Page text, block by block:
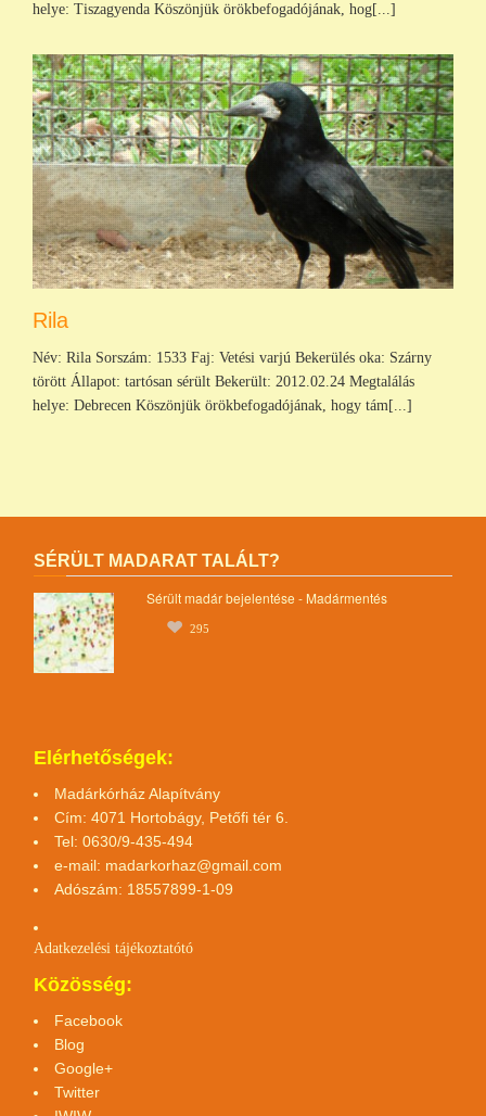
helye: Tiszagyenda Köszönjük örökbefogadójának, hog[...]
Rila
Név: Rila Sorszám: 1533 Faj: Vetési varjú Bekerülés oka: Szárny
törött Állapot: tartósan sérült Bekerült: 2012.02.24 Megtalálás
helye: Debrecen Köszönjük örökbefogadójának, hogy tám[...]
SÉRÜLT MADARAT TALÁLT?
Sérült madár bejelentése - Madármentés
295
Elérhetőségek:
Madárkórház Alapítvány
Cím: 4071 Hortobágy, Petőfi tér 6.
Tel: 0630/9-435-494
e-mail: madarkorhaz@gmail.com
Adószám: 18557899-1-09
Adatkezelési tájékoztatótó
Közösség:
Facebook
Blog
Google+
Twitter